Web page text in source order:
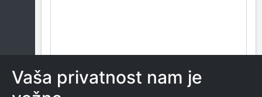
Vaša privatnost nam je